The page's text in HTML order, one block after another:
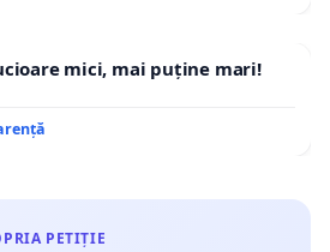
mici, mai puține mari!
PETIȚIE